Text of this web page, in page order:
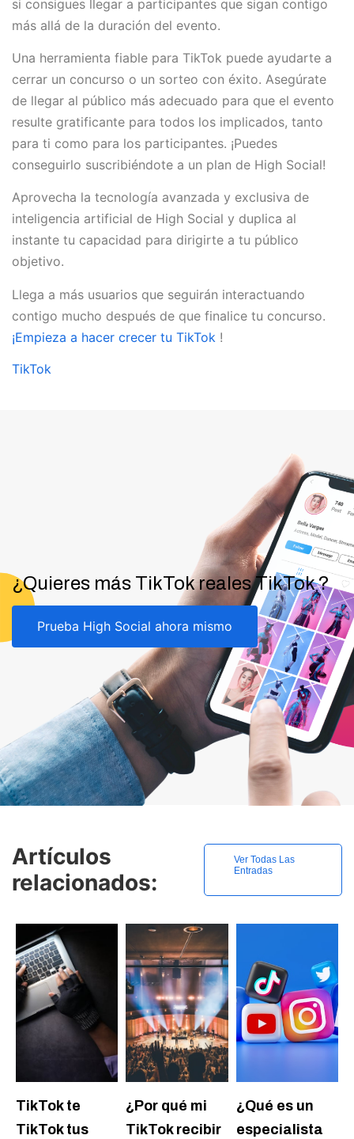
si consigues llegar a participantes que sigan contigo
más allá de la duración del evento.
Una herramienta fiable para TikTok puede ayudarte a
cerrar un concurso o un sorteo con éxito. Asegúrate
de llegar al público más adecuado para que el evento
resulte gratificante para todos los implicados, tanto
para ti como para los participantes. ¡Puedes
conseguirlo suscribiéndote a un plan de High Social!
Aprovecha la tecnología avanzada y exclusiva de
inteligencia artificial de High Social y duplica al
instante tu capacidad para dirigirte a tu público
objetivo.
Llega a más usuarios que seguirán interactuando
contigo mucho después de que finalice tu concurso.
¡Empieza a hacer crecer tu TikTok !
TikTok
¿Quieres más TikTok reales TikTok ?
Prueba High Social ahora mismo
Artículos
relacionados:
Ver Todas Las
Entradas
TikTok te
TikTok tus
¿Por qué mi
TikTok recibir
¿Qué es un
especialista